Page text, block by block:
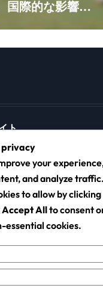
国際的な影響、
ト
privacy
your
and analyze
to allow by clicking
Accept Allto consent
essential cookies.